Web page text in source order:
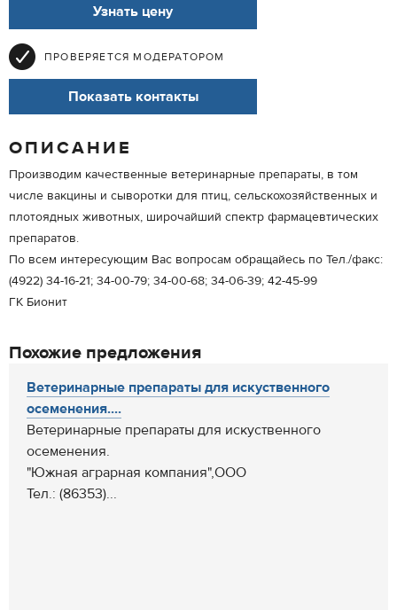
Узнать цену
ПРОВЕРЯЕТСЯ МОДЕРАТОРОМ
Показать контакты
ОПИСАНИЕ
Производим качественные ветеринарные препараты, в том
числе вакцины и сыворотки для птиц, сельскохозяйственных и
плотоядных животных, широчайший спектр фармацевтических
препаратов.
По всем интересующим Вас вопросам обращайесь по Тел./факс:
(4922) 34-16-21; 34-00-79; 34-00-68; 34-06-39; 42-45-99
ГК Бионит
Похожие предложения
Ветеринарные препараты для искуственного
осеменения....
Ветеринарные препараты для искуственного
осеменения.
"Южная аграрная компания",ООО
Тел.: (86353)...